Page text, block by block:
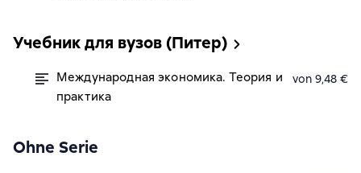
Учебник для вузов (Питер)
Международная экономика. Теория и
практика
von 9,48 €
Ohne Serie